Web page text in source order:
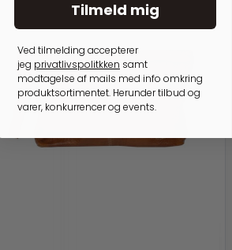
Tilmeld mig
Ved tilmelding accepterer
jeg privatlivspolitkken samt
modtagelse af mails med info omkring
produktsortimentet. Herunder tilbud og
varer, konkurrencer og events.